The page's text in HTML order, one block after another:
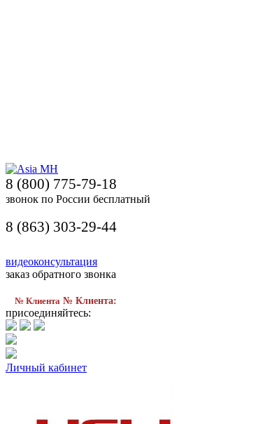
8 (800) 775-79-18
звонок по России бесплатный
8 (863) 303-29-44
видеоконсультация
заказ обратного звонка
№ Клиента № Клиента:
присоединяйтесь:
Личный кабинет